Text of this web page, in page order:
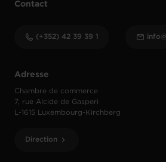
Adresse
Chambre de commerce
7, rue Alcide de Gasperi
L-1615 Luxembourg-Kirchberg
Direction
Contact
(+352) 42 39 39 1